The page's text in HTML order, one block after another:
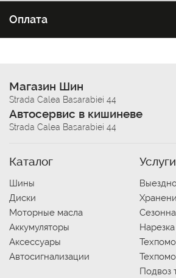
Оплата
Магазин Шин
Strada Calea Basarabiei 44
Автосервис в кишиневе
Strada Calea Basarabiei 44
Каталог
Шины
Диски
Моторные масла
Аккумуляторы
Аксессуары
Автосигнализации
Услуги
Подвоз